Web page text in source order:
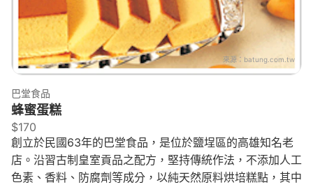
來源： batung.com.tw
巴堂食品
蜂蜜蛋糕
$170
創立於民國63年的巴堂食品，是位於鹽埕區的高雄知名老
店。沿習古制皇室貢品之配方，堅持傳統作法，不添加人工
色素、香料、防腐劑等成分，以純天然原料烘培糕點，其中